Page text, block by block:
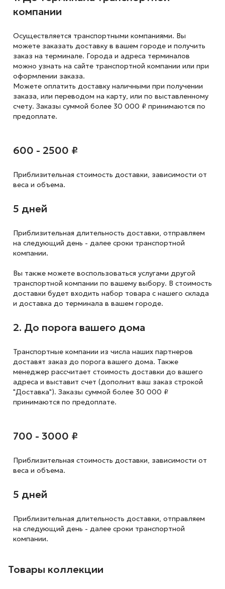
компании
Осуществляется транспортными компаниями. Вы
можете заказать доставку в вашем городе и получить
заказ на терминале. Города и адреса терминалов
можно узнать на сайте транспортной компании или при
оформлении заказа.
Можете оплатить доставку наличными при получении
заказа, или переводом на карту, или по выставленному
счету. Заказы суммой более 30 000 ₽ принимаются по
предоплате.
600 - 2500 ₽
Приблизительная стоимость доставки, зависимости от
веса и объема.
5 дней
Приблизительная длительность доставки, отправляем
на следующий день - далее сроки транспортной
компании.
Вы также можете воспользоваться услугами другой
транспортной компании по вашему выбору. В стоимость
доставки будет входить набор товара с нашего склада
и доставка до терминала в вашем городе.
2. До порога вашего дома
Транспортные компании из числа наших партнеров
доставят заказ до порога вашего дома. Также
менеджер рассчитает стоимость доставки до вашего
адреса и выставит счет (дополнит ваш заказ строкой
"Доставка"). Заказы суммой более 30 000 ₽
принимаются по предоплате.
700 - 3000 ₽
Приблизительная стоимость доставки, зависимости от
веса и объема.
5 дней
Приблизительная длительность доставки, отправляем
на следующий день - далее сроки транспортной
компании.
Товары коллекции